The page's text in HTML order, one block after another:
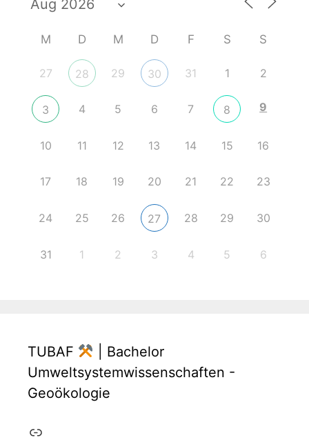
M D M D F S S
27 28 29 30 31 1 2
3 4 5 6 7 8 9
10 11 12 13 14 15 16
17 18 19 20 21 22 23
24 25 26 27 28 29 30
31 1 2 3 4 5 6
TUBAF
| Bachelor
Umweltsystemwissenschaften -
Geoökologie
Link